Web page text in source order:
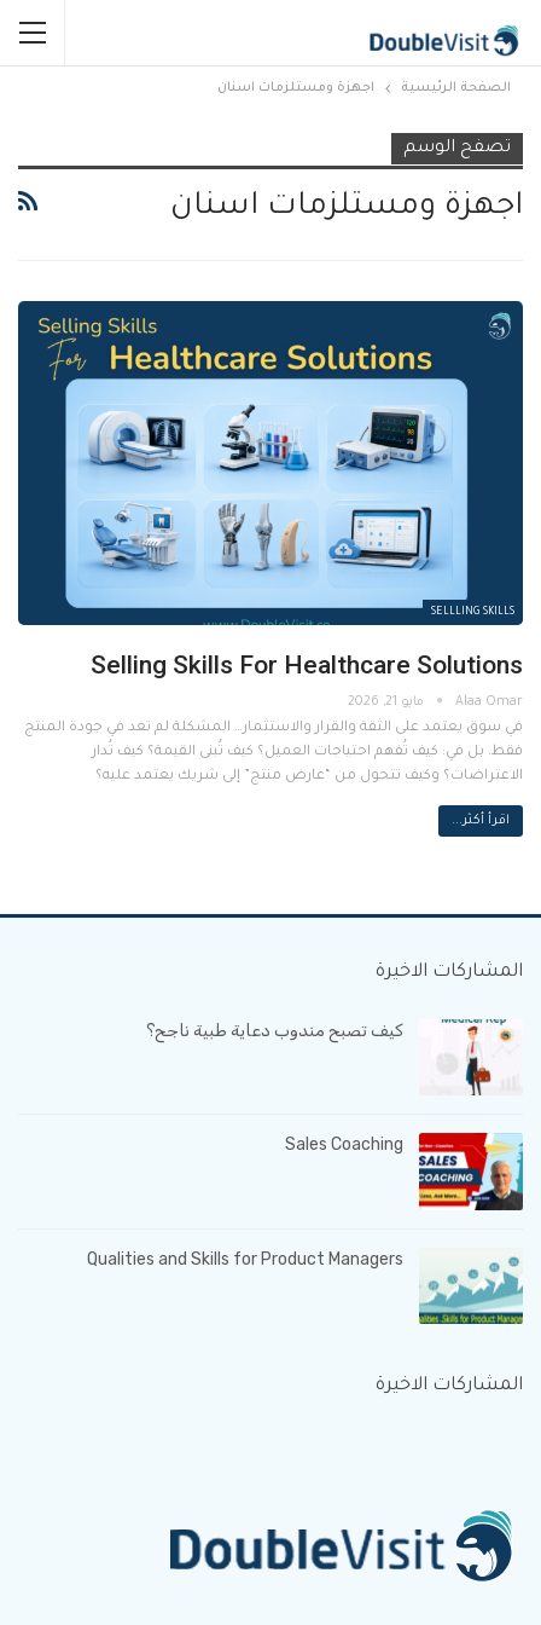
الصفحة الرئيسية اجهزة ومستلزمات اسنان
تصفح الوسم
اجهزة ومستلزمات اسنان
SELLLING SKILLS
Selling Skills For Healthcare Solutions
مايو 21, 2026
في سوق يعتمد على الثقة والقرار والاستثمار… المشكلة لم تعد في جودة المنتج
فقط. بل في: كيف تُفهم احتياجات العميل؟ كيف تُبنى القيمة؟ كيف تُدار
الاعتراضات؟ وكيف تتحول من “عارض منتج” إلى شريك يعتمد عليه؟
اقرأ أكثر...
المشاركات الاخيرة
كيف تصبح مندوب دعاية طبية ناجح؟
Sales Coaching
Qualities and Skills for Product Managers
المشاركات الاخيرة